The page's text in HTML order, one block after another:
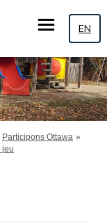
EN
Participons Ottawa
jeu